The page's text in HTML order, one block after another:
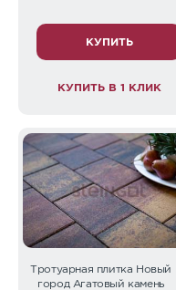
КУПИТЬ
КУПИТЬ В 1 КЛИК
Тротуарная плитка Новый
город Агатовый камень